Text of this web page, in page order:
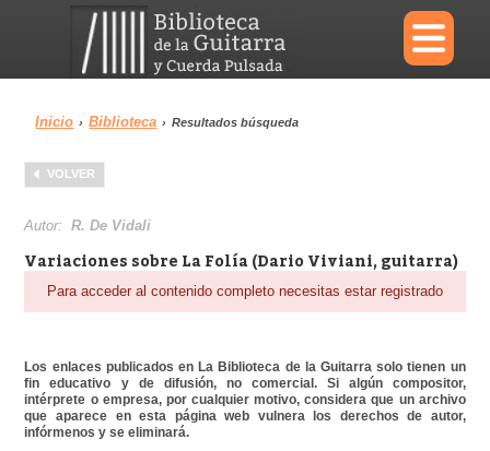
×
Menu
Biblioteca
Inicio › Biblioteca › Resultados búsqueda
VOLVER
Autor:R. De Vidali
Variaciones sobre La Folía (Dario Viviani, guitarra)
Para acceder al contenido completo necesitas estar registrado
Los enlaces publicados en La Biblioteca de la Guitarra solo tienen un
fin educativo y de difusión, no comercial. Si algún compositor,
intérprete o empresa, por cualquier motivo, considera que un archivo
que aparece en esta página web vulnera los derechos de autor,
infórmenos y se eliminará.